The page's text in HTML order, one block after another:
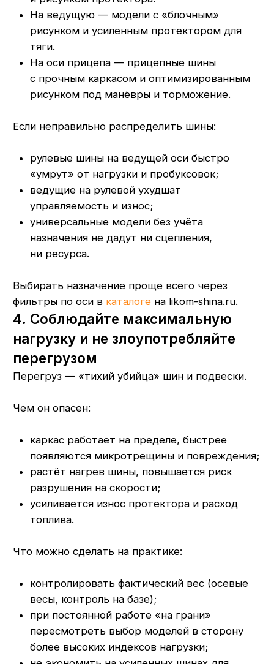
при постоянной работе «на грани»
пересмотреть выбор моделей в сторону
не экономить на усиленных шинах для
самосвалов и тяжёлых маршрутов.
5. Относитесь к бордюрам, ямам
и грунтовкам как к риску, а не
к норме
В Мордовии и соседних регионах сложно
подъездов — это реальность маршрутов.
Уменьшать скорость перед известными
проблемными участками, не «атаковать»
Минимизировать резкие заходы
на бордюры и заезды на высокие
При возможности планировать маршруты
разбитых участков.
Отдельно стоит обучить водителей бережной
манере вождения, если парк большой.
6. Своевременно проводить
ремонт и не запускать
повреждения
Маленький прокол или порез, оставленный
«на потом», быстро превращается
При обнаружении гвоздя, шурупа,
на ремонт, а не докатывать «до смены».
Не игнорировать мелкие боковые
повреждения, вздутия, расслоения.
Использовать только профессиональный
ремонт в грузовом шиномонтаже,
а не «гаражный» подход.
РМ» позволяют вовремя устранить
7. Проводите плановую ротацию
шин в автопарке
В парке из нескольких автомобилей шины
изнашиваются поразному. Чтобы
не «добивать» одни и те же позиции, имеет
смысл проводить плановую ротацию: